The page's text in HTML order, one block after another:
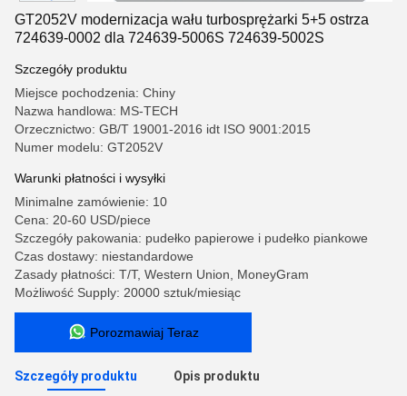
GT2052V modernizacja wału turbosprężarki 5+5 ostrza
724639-0002 dla 724639-5006S 724639-5002S
Szczegóły produktu
Miejsce pochodzenia: Chiny
Nazwa handlowa: MS-TECH
Orzecznictwo: GB/T 19001-2016 idt ISO 9001:2015
Numer modelu: GT2052V
Warunki płatności i wysyłki
Minimalne zamówienie: 10
Cena: 20-60 USD/piece
Szczegóły pakowania: pudełko papierowe i pudełko piankowe
Czas dostawy: niestandardowe
Zasady płatności: T/T, Western Union, MoneyGram
Możliwość Supply: 20000 sztuk/miesiąc
Porozmawiaj Teraz
Szczegóły produktu Opis produktu